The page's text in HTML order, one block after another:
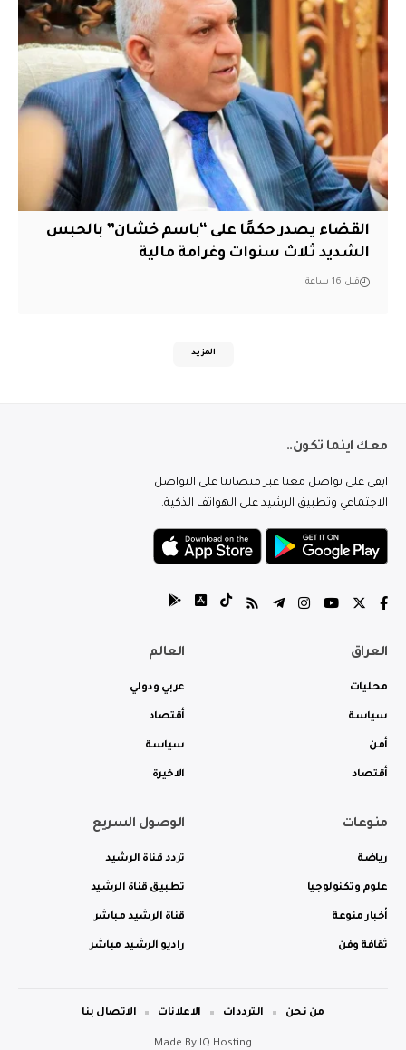
القضاء يصدر حكمًا على “باسم خشان” بالحبس
الشديد ثلاث سنوات وغرامة مالية
قبل 16 ساعة
المزيد
معك اينما تكون..
ابقى على تواصل معنا عبر منصاتنا على التواصل
الاجتماعي وتطبيق الرشيد على الهواتف الذكية.
العراق
محليات
سياسة
أمن
أقتصاد
العالم
عربي ودولي
أقتصاد
سياسة
الاخيرة
منوعات
رياضة
علوم وتكنولوجيا
أخبار منوعة
ثقافة وفن
الوصول السريع
تردد قناة الرشيد
تطبيق قناة الرشيد
قناة الرشيد مباشر
راديو الرشيد مباشر
Made By IQ Hosting
من نحن الترددات الاعلانات الاتصال بنا